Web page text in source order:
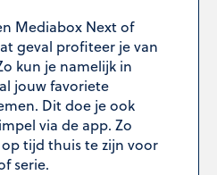
Mediabox Next of
geval profiteer je van
kun je namelijk in
jouw favoriete
Dit doe je ook
via de app. Zo
tijd thuis te zijn voor
serie.